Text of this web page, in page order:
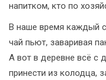
напитком, кто по
В наше время каждый
чай пьют, заваривая
А вот в деревне всё с
принести из колодца,